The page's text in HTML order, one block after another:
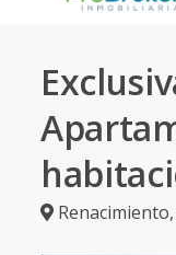
Renacimiento,